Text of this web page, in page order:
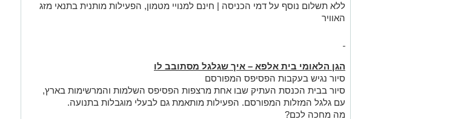
ללא תשלום נוסף על דמי הכניסה | חינם למנויי מטמון, הפעילות מותנית בתנאי מזג
האוויר
הגן הלאומי בית אלפא – איך שגלגל מסתובב לו
סיור נגיש בעקבות הפסיפס המפורסם
סיור בבית הכנסת העתיק שבו אחת מרצפות הפסיפס השלמות והמרשימות בארץ,
עם גלגל המזלות המפורסם. הפעילות מותאמת גם לבעלי מוגבלות בתנועה.
מה מחכה לכם?